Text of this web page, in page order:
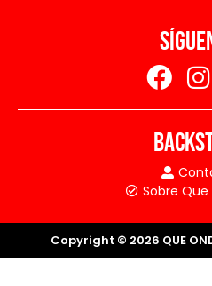
Sobre
Copyright © 2026 QUE